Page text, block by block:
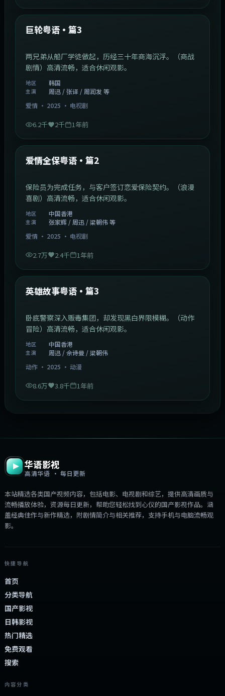
最新
巨轮粤语·篇3
两兄弟从船厂学徒做起，历经三十年商海沉浮。（商战
剧情）高清流畅，适合休闲观影。
地区 韩国
主演
周迅 / 张译 / 周润发 等
爱情· 2025 · 电视剧
6.2千 2千 1年前
最新
爱情全保粤语·篇2
保险员为完成任务，与客户签订恋爱保险契约。（浪漫
喜剧）高清流畅，适合休闲观影。
地区 中国香港
主演
张家辉 / 周迅 / 梁朝伟 等
爱情· 2025 · 电视剧
2.7万 2.4千 1年前
最新
英雄故事粤语·篇3
卧底警察深入贩毒集团，却发现黑白界限模糊。（动作
冒险）高清流畅，适合休闲观影。
地区 中国香港
主演
周迅 / 佘诗曼 / 梁朝伟
动作· 2025 · 动漫
8.6万 3.8千 1年前
华语影视
高清华语 · 每日更新
本站精选各类国产视频内容，包括电影、电视剧和综艺，提供高清画质与
流畅播放体验，资源每日更新，帮助您轻松找到心仪的国产影视作品。涵
盖经典佳作与新作精选，附剧情简介与相关推荐，支持手机与电脑流畅观
影。
快捷导航
首页
分类导航
国产影视
日韩影视
热门精选
免费观看
搜索
内容分类